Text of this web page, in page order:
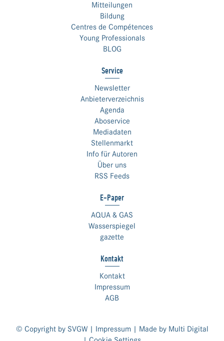
Mitteilungen
Bildung
Centres de Compétences
Young Professionals
BLOG
Service
Newsletter
Anbieterverzeichnis
Agenda
Aboservice
Mediadaten
Stellenmarkt
Info für Autoren
Über uns
RSS Feeds
E-Paper
AQUA & GAS
Wasserspiegel
gazette
Kontakt
Kontakt
Impressum
AGB
© Copyright by SVGW | Impressum| Made by Multi Digital